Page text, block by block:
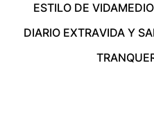
ESTILO DE VIDA
DIARIO EXTRAVIDA Y